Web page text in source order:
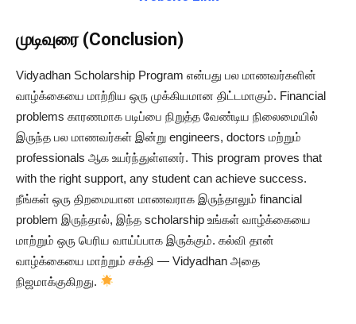
முடிவுரை (Conclusion)
Vidyadhan Scholarship Program என்பது பல மாணவர்களின்
வாழ்க்கையை மாற்றிய ஒரு முக்கியமான திட்டமாகும். Financial
problems காரணமாக படிப்பை நிறுத்த வேண்டிய நிலைமையில்
இருந்த பல மாணவர்கள் இன்று engineers, doctors மற்றும்
professionals ஆக உயர்ந்துள்ளனர். This program proves that
with the right support, any student can achieve success.
நீங்கள் ஒரு திறமையான மாணவராக இருந்தாலும் financial
problem இருந்தால், இந்த scholarship உங்கள் வாழ்க்கையை
மாற்றும் ஒரு பெரிய வாய்ப்பாக இருக்கும். கல்வி தான்
வாழ்க்கையை மாற்றும் சக்தி — Vidyadhan அதை
நிஜமாக்குகிறது.